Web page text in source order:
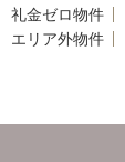
礼金ゼロ物件
エリア外物件